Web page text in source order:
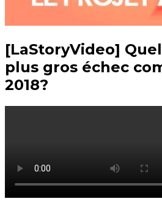
[LaStoryVideo]
plus gros échec
2018?